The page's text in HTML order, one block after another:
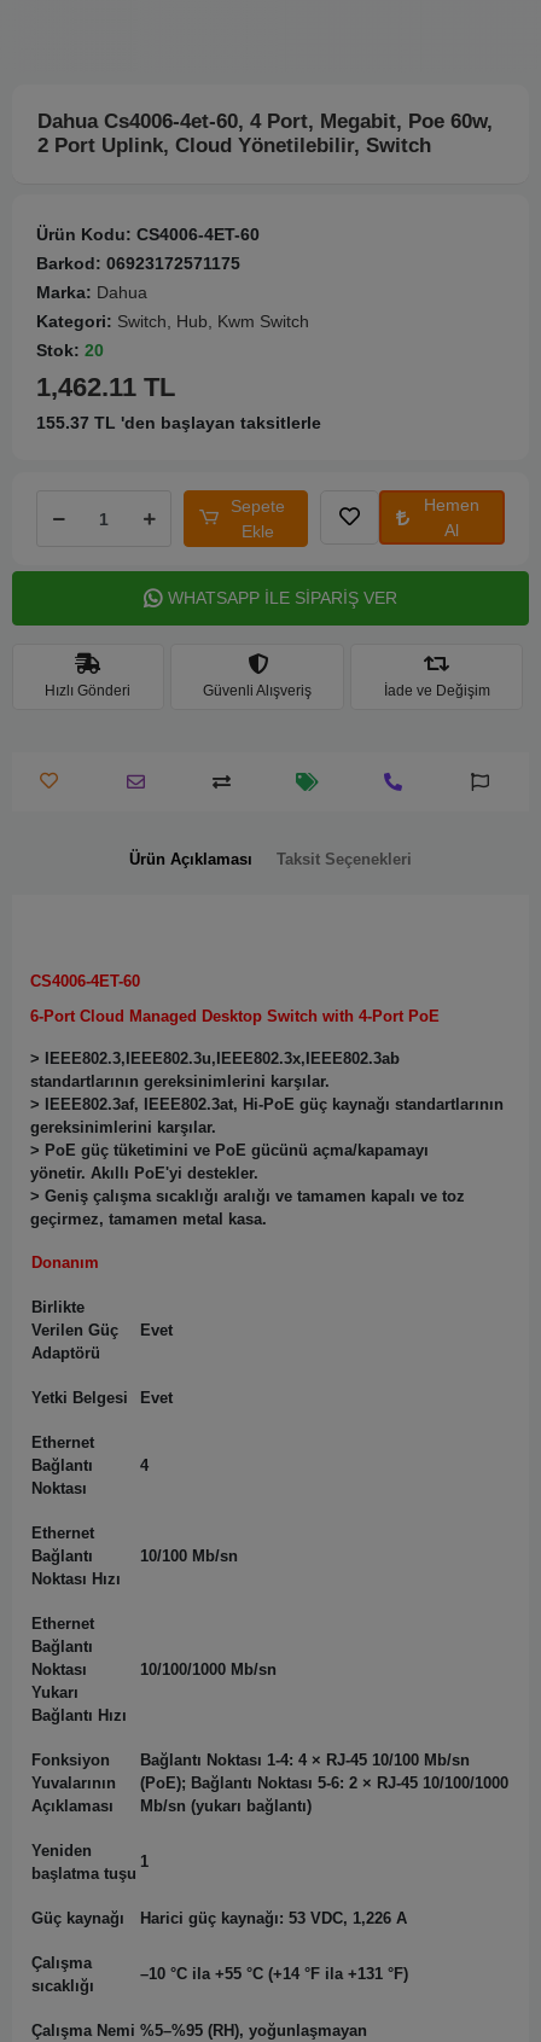
Dahua Cs4006-4et-60, 4 Port, Megabit, Poe 60w,
2 Port Uplink, Cloud Yönetilebilir, Switch
Ürün Kodu: CS4006-4ET-60
Barkod: 06923172571175
Marka: Dahua
Kategori: Switch, Hub, Kwm Switch
Stok: 20
1,462.11 TL
155.37 TL 'den başlayan taksitlerle
Sepete
Ekle
Hemen
Al
WHATSAPP İLE SİPARİŞ VER
Hızlı Gönderi Güvenli Alışveriş İade ve Değişim
Ürün Açıklaması Taksit Seçenekleri
CS4006-4ET-60
6-Port Cloud Managed Desktop Switch with 4-Port PoE
> IEEE802.3,IEEE802.3u,IEEE802.3x,IEEE802.3ab
standartlarının gereksinimlerini karşılar.
> IEEE802.3af, IEEE802.3at, Hi-PoE güç kaynağı standartlarının
gereksinimlerini karşılar.
> PoE güç tüketimini ve PoE gücünü açma/kapamayı
yönetir. Akıllı PoE'yi destekler.
> Geniş çalışma sıcaklığı aralığı ve tamamen kapalı ve toz
geçirmez, tamamen metal kasa.
Donanım
Birlikte
Verilen Güç
Adaptörü
Evet
Yetki Belgesi Evet
Ethernet
Bağlantı
Noktası
4
Ethernet
Bağlantı
Noktası Hızı
10/100 Mb/sn
Ethernet
Bağlantı
Noktası
Yukarı
Bağlantı Hızı
10/100/1000 Mb/sn
Fonksiyon
Yuvalarının
Açıklaması
Bağlantı Noktası 1-4: 4 × RJ-45 10/100 Mb/sn
(PoE); Bağlantı Noktası 5-6: 2 × RJ-45 10/100/1000
Mb/sn (yukarı bağlantı)
Yeniden
başlatma tuşu
1
Güç kaynağı Harici güç kaynağı: 53 VDC, 1,226 A
Çalışma
sıcaklığı
–10 °C ila +55 °C (+14 °F ila +131 °F)
Çalışma Nemi %5–%95 (RH), yoğunlaşmayan